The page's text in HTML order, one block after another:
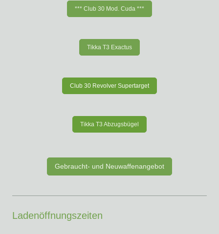
*** Club 30 Mod. Cuda ***
Tikka T3 Exactus
Club 30 Revolver Supertarget
Tikka T3 Abzugsbügel
Gebraucht- und Neuwaffenangebot
Ladenöffnungszeiten